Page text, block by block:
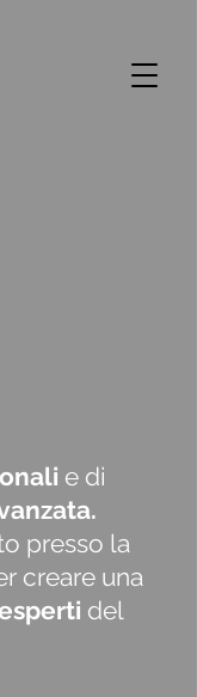
e di
presso la
creare una
del